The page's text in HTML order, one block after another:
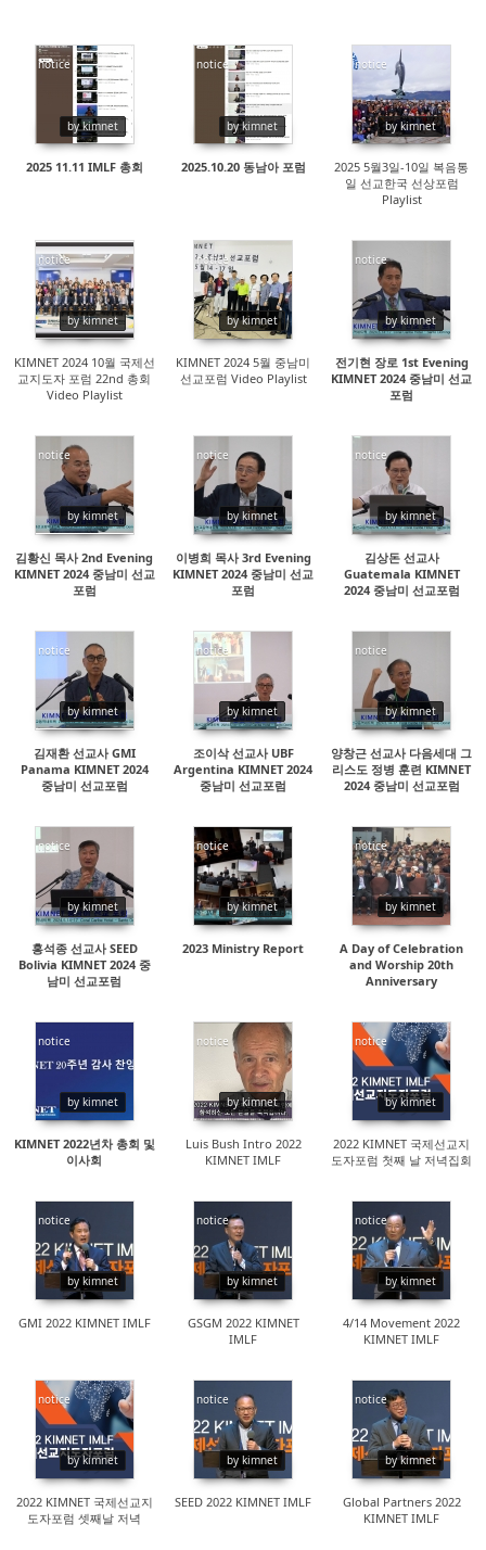
notice
by kimnet
12967
2025 11.11 IMLF 총회
notice
by kimnet
12822
2025.10.20 동남아 포럼
notice
by kimnet
14585
2025 5월3일-10일 복음통
일 선교한국 선상포럼
Playlist
notice
by kimnet
15225
KIMNET 2024 10월 국제선
교지도자 포럼 22nd 총회
Video Playlist
notice
by kimnet
14344
KIMNET 2024 5월 중남미
선교포럼 Video Playlist
notice
by kimnet
14255
전기현 장로 1st Evening
KIMNET 2024 중남미 선교
포럼
notice
by kimnet
14339
김황신 목사 2nd Evening
KIMNET 2024 중남미 선교
포럼
notice
by kimnet
14123
이병희 목사 3rd Evening
KIMNET 2024 중남미 선교
포럼
notice
by kimnet
19832
김상돈 선교사
Guatemala KIMNET
2024 중남미 선교포럼
notice
by kimnet
14335
김재환 선교사 GMI
Panama KIMNET 2024
중남미 선교포럼
notice
by kimnet
16480
조이삭 선교사 UBF
Argentina KIMNET 2024
중남미 선교포럼
notice
by kimnet
14177
양창근 선교사 다음세대 그
리스도 정병 훈련 KIMNET
2024 중남미 선교포럼
notice
by kimnet
28059
홍석종 선교사 SEED
Bolivia KIMNET 2024 중
남미 선교포럼
notice
by kimnet
19712
2023 Ministry Report
notice
by kimnet
16923
A Day of Celebration
and Worship 20th
Anniversary
notice
by kimnet
14314
KIMNET 2022년차 총회 및
이사회
notice
by kimnet
16476
Luis Bush Intro 2022
KIMNET IMLF
notice
by kimnet
14263
2022 KIMNET 국제선교지
도자포럼 첫째 날 저녁집회
notice
by kimnet
16433
GMI 2022 KIMNET IMLF
notice
by kimnet
15839
GSGM 2022 KIMNET
IMLF
notice
by kimnet
18286
4/14 Movement 2022
KIMNET IMLF
notice
by kimnet
14596
2022 KIMNET 국제선교지
도자포럼 셋째날 저녁
notice
by kimnet
15290
SEED 2022 KIMNET IMLF
notice
by kimnet
15891
Global Partners 2022
KIMNET IMLF